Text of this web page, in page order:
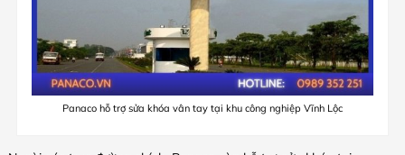
Panaco hỗ trợ sửa khóa vân tay tại khu công nghiệp Vĩnh Lộc